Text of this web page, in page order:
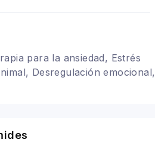
para la ansiedad, Estrés
Desregulación emocional,